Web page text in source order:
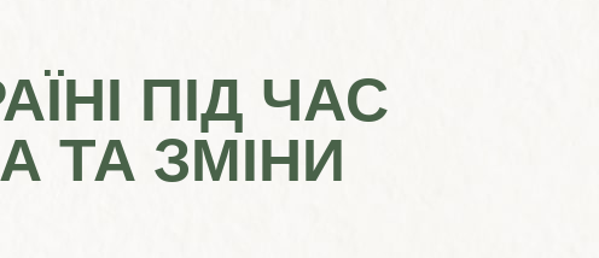
ПІД ЧАС
ТА ЗМІНИ